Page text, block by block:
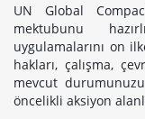
UN Global
mektubunu
uygulamalarını on
hakları, çalışma,
mevcut
öncelikli aksiyon